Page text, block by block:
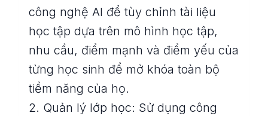
công nghệ AI để tùy chỉnh tài liệu
học tập dựa trên mô hình học tập,
nhu cầu, điểm mạnh và điểm yếu của
từng học sinh để mở khóa toàn bộ
tiềm năng của họ.
2. Quản lý lớp học: Sử dụng công